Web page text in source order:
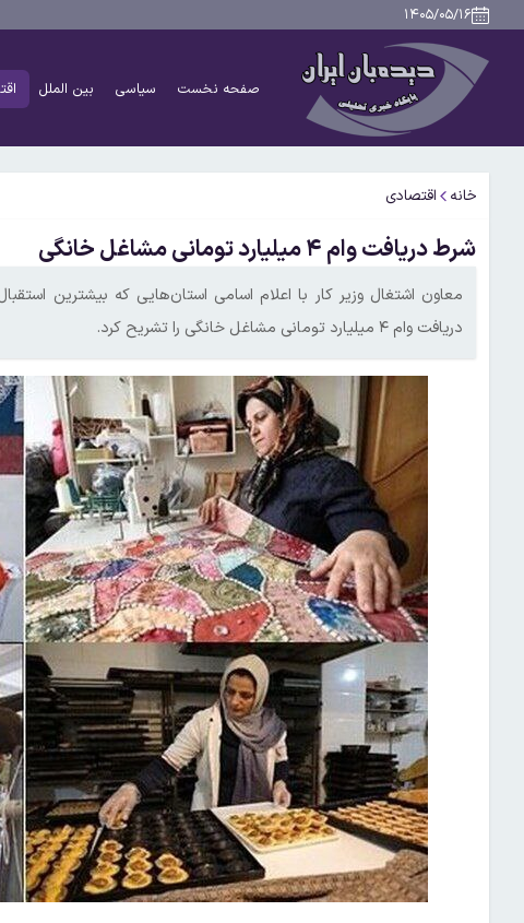
۱۴۰۵/۰۵/۱۶
صفحه نخست سیاسی بین الملل
خانه اقتصادی
شرط دریافت وام ۴ میلیارد تومانی مشاغل خانگی
معاون اشتغال وزیر کار با اعلام اسامی استان‌هایی که بیشترین
دریافت وام ۴ میلیارد تومانی مشاغل خانگی را تشریح کرد.